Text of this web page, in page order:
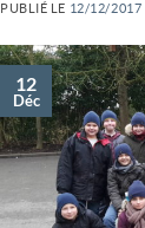
PUBLIÉ LE 12/12/2017
12
Déc